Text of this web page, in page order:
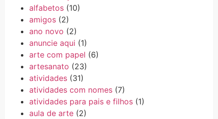
alfabetos (10)
amigos (2)
ano novo (2)
anuncie aqui (1)
arte com papel (6)
artesanato (23)
atividades (31)
atividades com nomes (7)
atividades para pais e filhos (1)
aula de arte (2)